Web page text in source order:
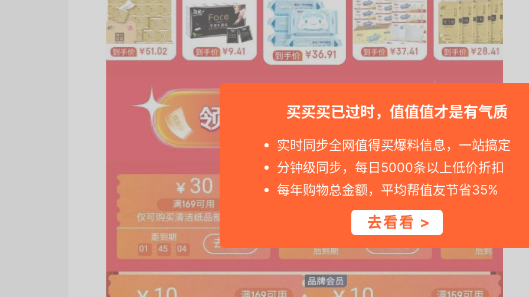
买买买已过时，值值值才是有气质
实时同步全网值得买爆料信息，一站搞定
分钟级同步，每日5000条以上低价折扣
每年购物总金额，平均帮值友节省35%
去看看 >